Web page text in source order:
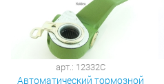
арт.: 12332C
Автоматический тормозной